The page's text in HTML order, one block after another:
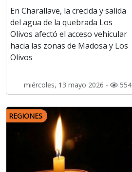
​En Charallave, la crecida y salida
del agua de la quebrada Los
Olivos afectó el acceso vehicular
hacia las zonas de Madosa y Los
Olivos
miércoles, 13 mayo 2026 - 554
REGIONES